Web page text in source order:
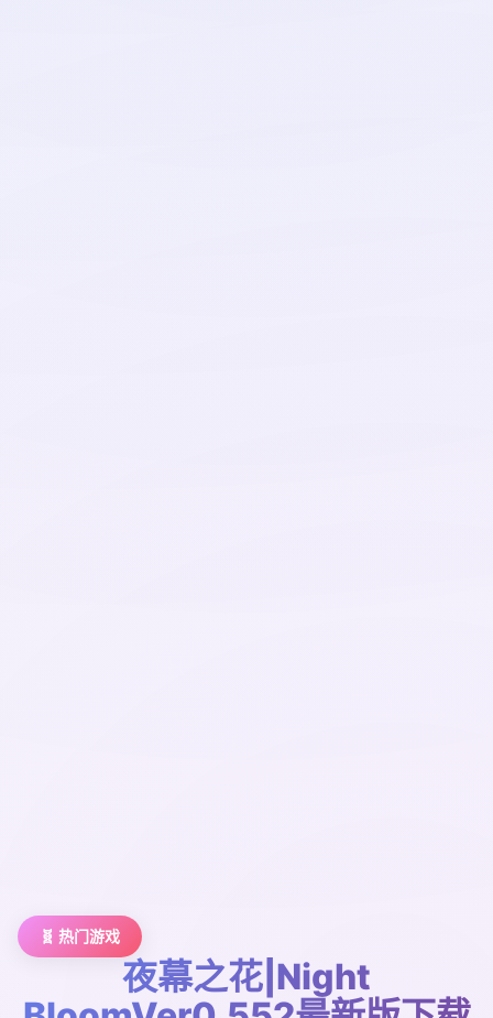
🧬 热门游戏
夜幕之花|Night